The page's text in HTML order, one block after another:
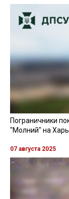
Пограничники
"Молний" на
07 августа 2025